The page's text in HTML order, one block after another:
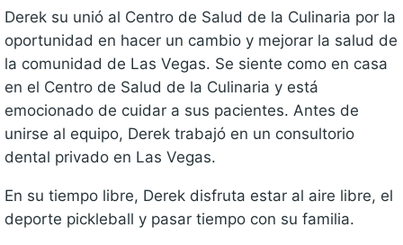
Derek su unió al Centro de Salud de la Culinaria por la
oportunidad en hacer un cambio y mejorar la salud de
la comunidad de Las Vegas. Se siente como en casa
en el Centro de Salud de la Culinaria y está
emocionado de cuidar a sus pacientes. Antes de
unirse al equipo, Derek trabajó en un consultorio
dental privado en Las Vegas.
En su tiempo libre, Derek disfruta estar al aire libre, el
deporte pickleball y pasar tiempo con su familia.